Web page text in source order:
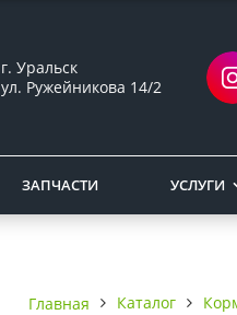
г. Уральск
ул. Ружейникова 14/2
ЗАПЧАСТИ УСЛУГИ
Главная Каталог